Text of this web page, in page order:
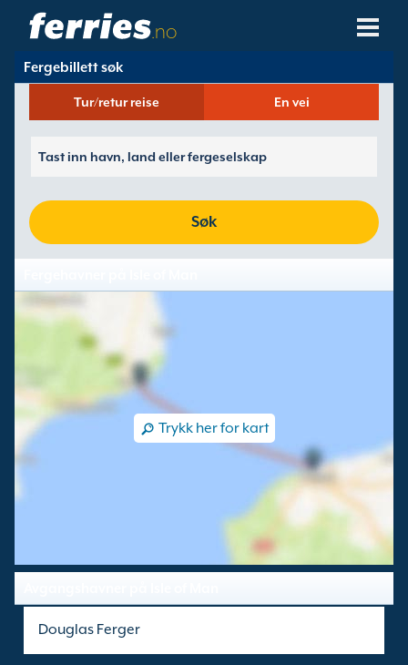
.no
Fergeselskaper
Ferge Destinasjoner
Fergehavner
Administrer Bookinger
Fergebillett søk
Tur/retur reise En vei
Søk
Trykk her for kart
Douglas Ferger